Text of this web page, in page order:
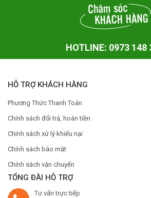
HOTLINE: 0973 148
HỖ TRỢ KHÁCH HÀNG
Phương Thức Thanh Toán
Chính sách đổi trả, hoàn tiền
Chính sách xử lý khiếu nại
Chính sách bảo mật
Chính sách vận chuyển
TỔNG ĐÀI HỖ TRỢ
Tư vấn trực tiếp